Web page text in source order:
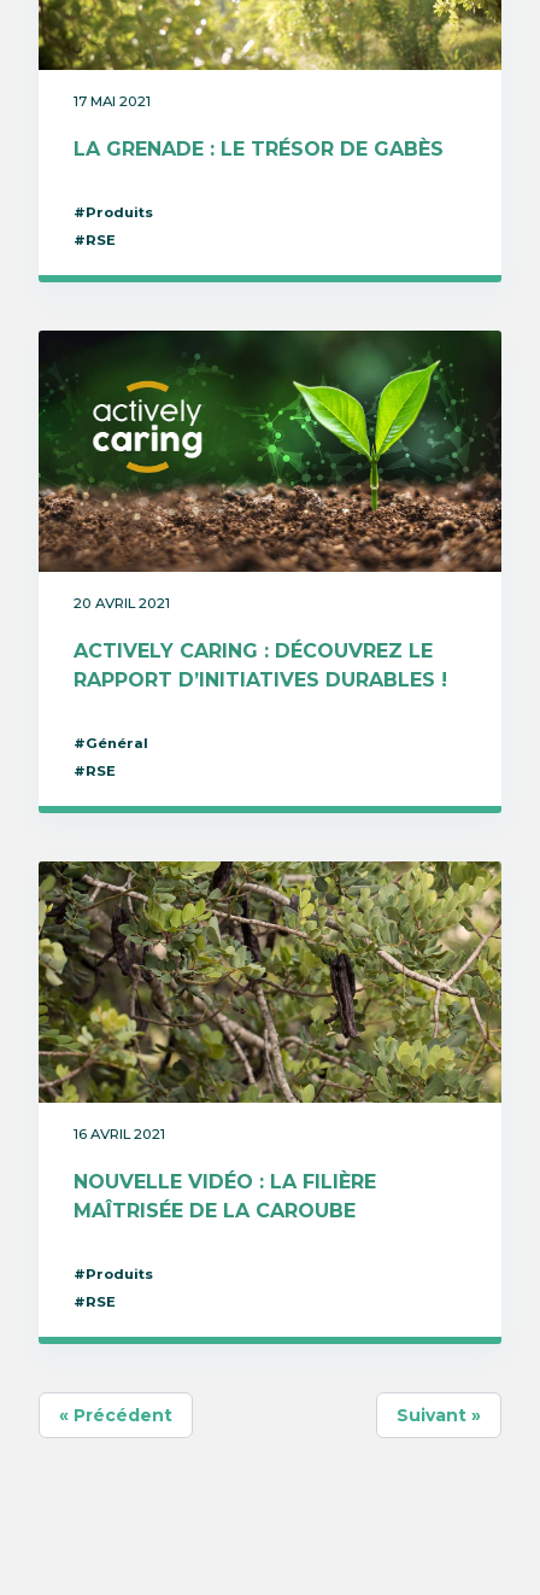
17 MAI 2021
LA GRENADE : LE TRÉSOR DE GABÈS
#Produits
#RSE
20 AVRIL 2021
ACTIVELY CARING : DÉCOUVREZ LE
RAPPORT D’INITIATIVES DURABLES !
#Général
#RSE
16 AVRIL 2021
NOUVELLE VIDÉO : LA FILIÈRE
MAÎTRISÉE DE LA CAROUBE
#Produits
#RSE
« Précédent Suivant »